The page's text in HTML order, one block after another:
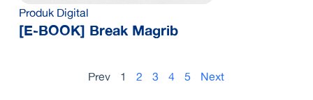
Produk Digital
[E-BOOK] Break Magrib
Prev 1 2 3 4 5 Next